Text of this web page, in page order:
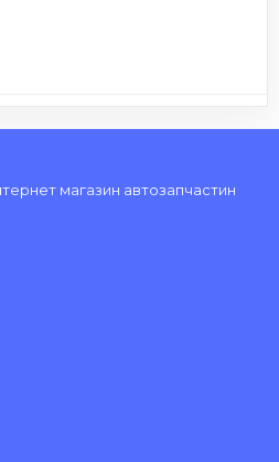
магазин автозапчастин